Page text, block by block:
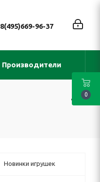
8(495)669-96-37
Производители
Новинки игрушек
0